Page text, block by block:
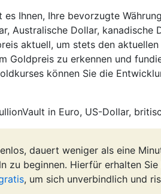
Ihnen, Ihre bevorzugte
Australische Dollar,
aktuell, um stets den
Goldpreis zu erkennen und
können Sie die
in Euro, US-Dollar,
dauert weniger als eine
zu beginnen. Hierfür erhalten
, um sich unverbindlich und